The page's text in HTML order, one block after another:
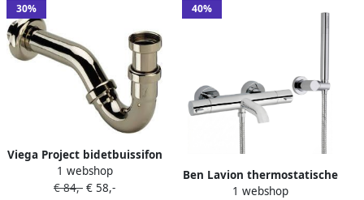
30%
Viega Project bidetbuissifon
met muurbuis en roset 1 4
inch Chroom
1 webshop
€ 84,- € 58,-
40%
Ben Lavion thermostatische
badkraan met handdouche
1 webshop